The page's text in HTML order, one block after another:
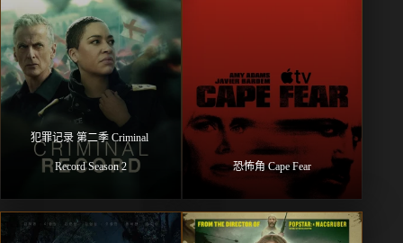
犯罪记录 第二季 Criminal
Record Season 2 恐怖角 Cape Fear